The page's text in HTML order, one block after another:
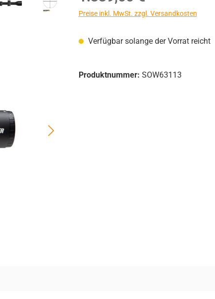
Preise inkl. MwSt. zzgl. Versandkosten
Verfügbar solange der Vorrat reicht
Produktnummer: SOW63113